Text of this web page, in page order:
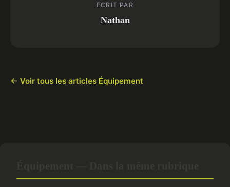
ECRIT PAR
Nathan
← Voir tous les articles Équipement